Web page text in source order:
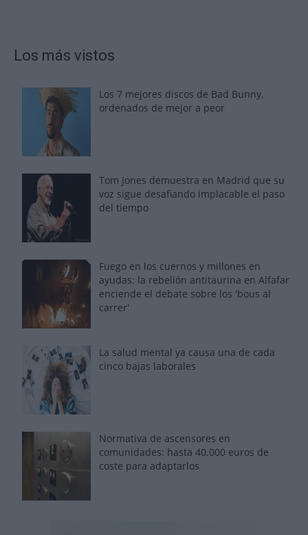
Los más vistos
Los 7 mejores discos de Bad Bunny,
ordenados de mejor a peor
Tom Jones demuestra en Madrid que su
voz sigue desafiando implacable el paso
del tiempo
Fuego en los cuernos y millones en
ayudas: la rebelión antitaurina en Alfafar
enciende el debate sobre los 'bous al
carrer'
La salud mental ya causa una de cada
cinco bajas laborales
Normativa de ascensores en
comunidades: hasta 40.000 euros de
coste para adaptarlos